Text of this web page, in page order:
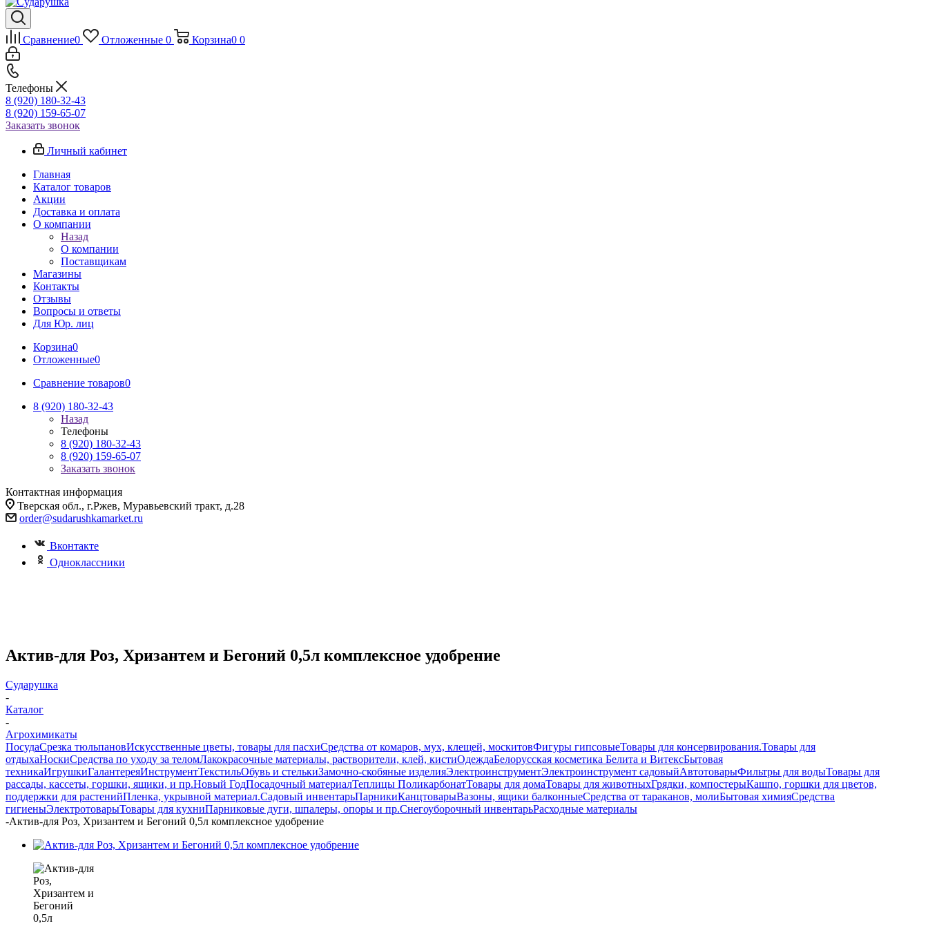
Сравнение0 Отложенные 0 Корзина0 0
Телефоны
8 (920) 180-32-43
8 (920) 159-65-07
Заказать звонок
Личный кабинет
Главная
Каталог товаров
Акции
Доставка и оплата
О компании
Назад
О компании
Поставщикам
Магазины
Контакты
Отзывы
Вопросы и ответы
Для Юр. лиц
Корзина0
Отложенные0
Сравнение товаров0
8 (920) 180-32-43
Назад
Телефоны
8 (920) 180-32-43
8 (920) 159-65-07
Заказать звонок
Контактная информация
Тверская обл., г.Ржев, Муравьевский тракт, д.28
order@sudarushkamarket.ru
Вконтакте
Одноклассники
Актив-для Роз, Хризантем и Бегоний 0,5л комплексное удобрение
Сударушка
-
Каталог
-
Агрохимикаты
ПосудаСрезка тюльпановИскусственные цветы, товары для пасхиСредства от комаров, мух, клещей, москитовФигуры гипсовыеТовары для консервирования.Товары для
отдыхаНоскиСредства по уходу за теломЛакокрасочные материалы, растворители, клей, кистиОдеждаБелорусская косметика Белита и ВитексБытовая
техникаИгрушкиГалантереяИнструментТекстильОбувь и стелькиЗамочно-скобяные изделияЭлектроинструментЭлектроинструмент садовыйАвтотоварыФильтры для водыТовары для
рассады, кассеты, горшки, ящики, и пр.Новый ГодПосадочный материалТеплицы ПоликарбонатТовары для домаТовары для животныхГрядки, компостерыКашпо, горшки для цветов,
поддержки для растенийПленка, укрывной материал.Садовый инвентарьПарникиКанцтоварыВазоны, ящики балконныеСредства от тараканов, молиБытовая химияСредства
гигиеныЭлектротоварыТовары для кухниПарниковые дуги, шпалеры, опоры и пр.Снегоуборочный инвентарьРасходные материалы
-Актив-для Роз, Хризантем и Бегоний 0,5л комплексное удобрение